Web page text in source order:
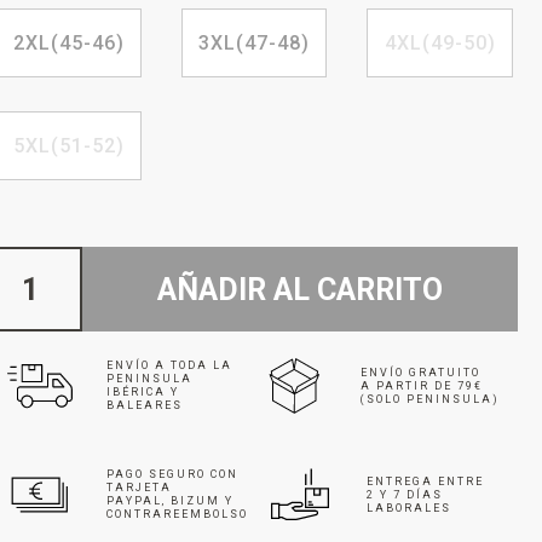
2XL(45-46) 3XL(47-48) 4XL(49-50)
5XL(51-52)
AÑADIR AL CARRITO
ENVÍO A TODA LA
PENINSULA
IBÉRICA Y
BALEARES
ENVÍO GRATUITO
A PARTIR DE 79€
(SOLO PENINSULA)
PAGO SEGURO CON
TARJETA
PAYPAL, BIZUM Y
CONTRAREEMBOLSO
ENTREGA ENTRE
2 Y 7 DÍAS
LABORALES